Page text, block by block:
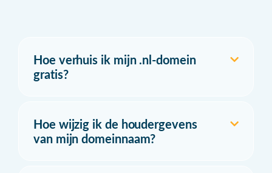
Hoe verhuis ik mijn .nl-domein
gratis?
Hoe wijzig ik de houdergevens
van mijn domeinnaam?